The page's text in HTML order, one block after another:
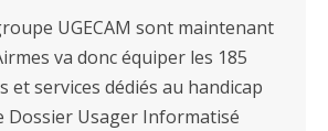
UGECAM sont maintenant
va donc équiper les 185
et services dédiés au handicap
Dossier Usager Informatisé